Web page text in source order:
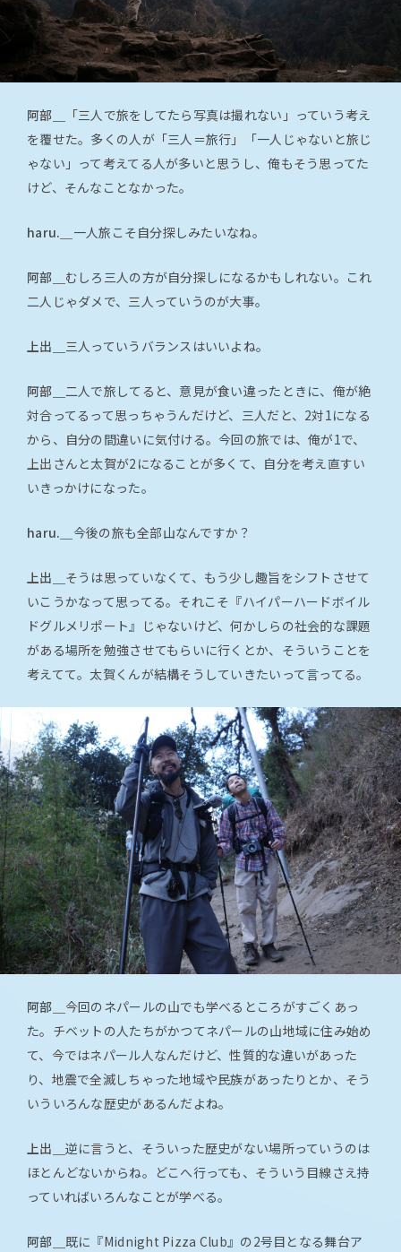
阿部＿
「三人で旅をしてたら写真は撮れない」っていう考え
を覆せた。多くの人が「三人＝旅行」「一人じゃないと旅じ
ゃない」って考えてる人が多いと思うし、俺もそう思ってた
けど、そんなことなかった。
haru.＿ 一人旅こそ自分探しみたいなね。
阿部＿ むしろ三人の方が自分探しになるかもしれない。これ
二人じゃダメで、三人っていうのが大事。
上出＿ 三人っていうバランスはいいよね。
阿部＿ 二人で旅してると、意見が食い違ったときに、俺が絶
対合ってるって思っちゃうんだけど、三人だと、2対1になる
から、自分の間違いに気付ける。今回の旅では、俺が1で、
上出さんと太賀が2になることが多くて、自分を考え直すい
いきっかけになった。
haru.＿ 今後の旅も全部山なんですか？
上出＿ そうは思っていなくて、もう少し趣旨をシフトさせて
いこうかなって思ってる。それこそ『ハイパーハードボイル
ドグルメリポート』じゃないけど、何かしらの社会的な課題
がある場所を勉強させてもらいに行くとか、そういうことを
考えてて。太賀くんが結構そうしていきたいって言ってる。
阿部＿ 今回のネパールの山でも学べるところがすごくあっ
た。チベットの人たちがかつてネパールの山地域に住み始め
て、今ではネパール人なんだけど、性質的な違いがあった
り、地震で全滅しちゃった地域や民族があったりとか、そう
いういろんな歴史があるんだよね。
上出＿ 逆に言うと、そういった歴史がない場所っていうのは
ほとんどないからね。どこへ行っても、そういう目線さえ持
っていればいろんなことが学べる。
阿部＿ 既に『Midnight Pizza Club』の2号目となる舞台ア